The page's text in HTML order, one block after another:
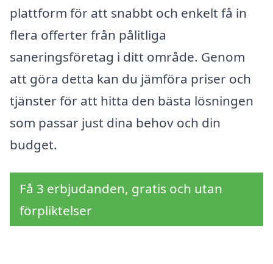
plattform för att snabbt och enkelt få in
flera offerter från pålitliga
saneringsföretag i ditt område. Genom
att göra detta kan du jämföra priser och
tjänster för att hitta den bästa lösningen
som passar just dina behov och din
budget.
Få 3 erbjudanden, gratis och utan
förpliktelser